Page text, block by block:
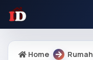
Home Rumah